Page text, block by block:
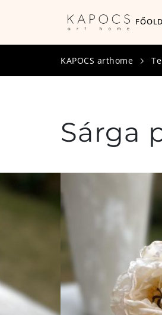
KAPOCS arthome
Sárga